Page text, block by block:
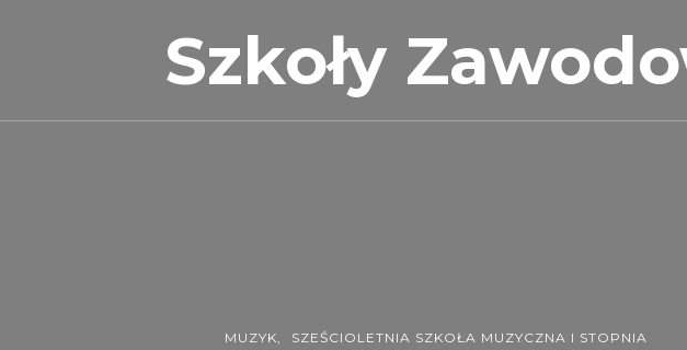
Szkoły
MUZYK SZEŚCIOLETNIA SZKOŁA MUZYCZNA I STOPNIA